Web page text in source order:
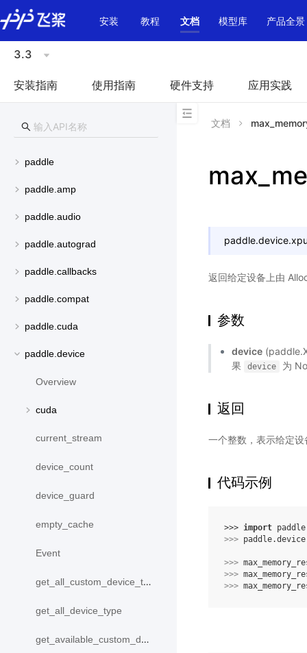
\u200E
安装
教程 文档 模型库 产品全景
3.3
安装指南 使用指南 硬件支持 应用实践
paddle
paddle.amp
paddle.audio
paddle.autograd
paddle.callbacks
paddle.compat
paddle.cuda
paddle.device
Overview
cuda
current_stream
device_count
device_guard
empty_cache
Event
get_all_custom_device_type
get_all_device_type
get_available_custom_device
文档
返回给定设备上由
参数
device
果
device 为
返回
一个整数，表示给定
代码示例
>>> import paddle
>>> paddle.device
>>>
>>>
>>>